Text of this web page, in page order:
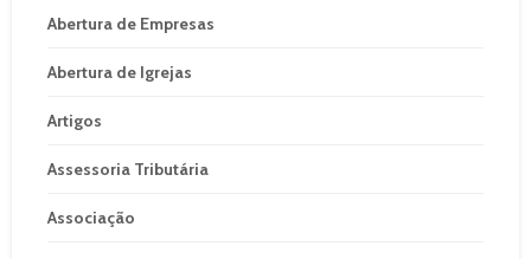
Abertura de Empresas
Abertura de Igrejas
Artigos
Assessoria Tributária
Associação